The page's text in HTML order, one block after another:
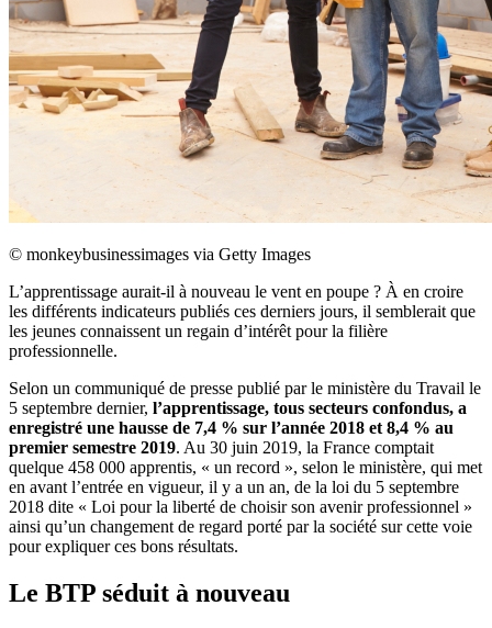
© monkeybusinessimages via Getty Images
L’apprentissage aurait-il à nouveau le vent en poupe ? À en croire
les différents indicateurs publiés ces derniers jours, il semblerait que
les jeunes connaissent un regain d’intérêt pour la filière
professionnelle.
Selon un communiqué de presse publié par le ministère du Travail le
5 septembre dernier, l’apprentissage, tous secteurs confondus, a
enregistré une hausse de 7,4 % sur l’année 2018 et 8,4 % au
premier semestre 2019. Au 30 juin 2019, la France comptait
quelque 458 000 apprentis, « un record », selon le ministère, qui met
en avant l’entrée en vigueur, il y a un an, de la loi du 5 septembre
2018 dite « Loi pour la liberté de choisir son avenir professionnel »
ainsi qu’un changement de regard porté par la société sur cette voie
pour expliquer ces bons résultats.
Le BTP séduit à nouveau